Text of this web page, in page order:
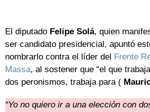
El diputado Felipe Solá, quien
ser candidato presidencial, apuntó
nombrarlo contra el líder del Frente
Massa, al sostener que “el que
dos peronismos, trabaja para (
“Yo no quiero ir a una elección con